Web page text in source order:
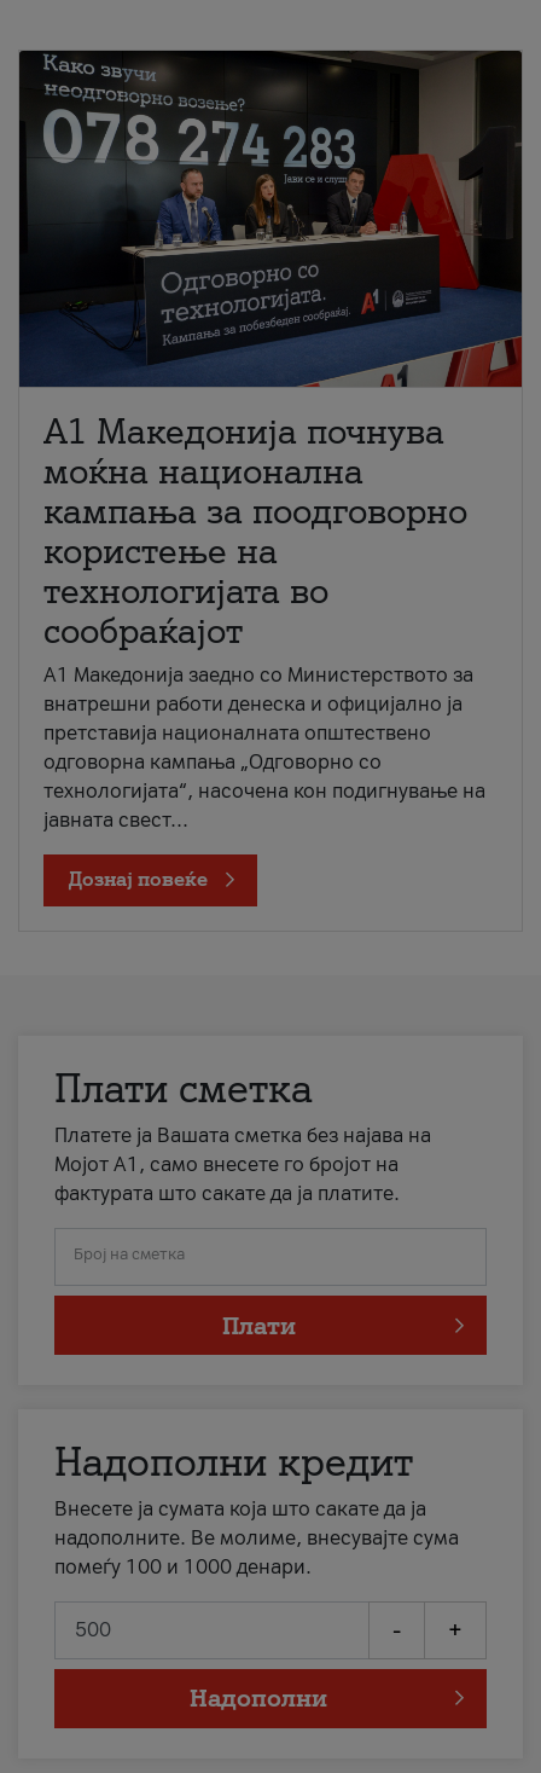
A1 Македонија почнува
моќна национална
кампања за поодговорно
користење на
технологијата во
сообраќајот
A1 Македонија заедно со Министерството за
внатрешни работи денеска и официјално ја
претставија националната општествено
одговорна кампања „Одговорно со
технологијата“, насочена кон подигнување на
јавната свест...
Дознај повеќе
Плати сметка
Платете ја Вашата сметка без најава на
Мојот А1, само внесете го бројот на
фактурата што сакате да ја платите.
Број на сметка
Плати
Надополни кредит
Внесете ја сумата која што сакате да ја
надополните. Ве молиме, внесувајте сума
помеѓу 100 и 1000 денари.
- +
Надополни